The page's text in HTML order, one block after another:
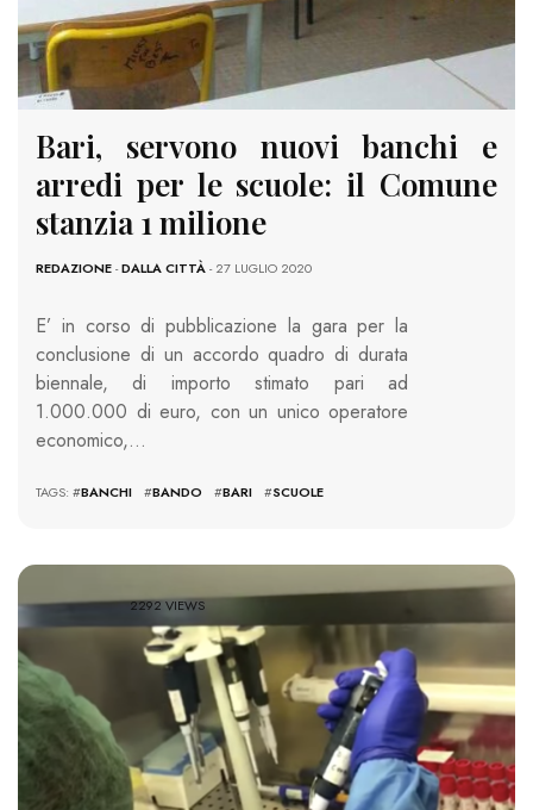
Bari, servono nuovi banchi e
arredi per le scuole: il Comune
stanzia 1 milione
REDAZIONE-DALLA CITTÀ- 27 LUGLIO 2020
E’ in corso di pubblicazione la gara per la
conclusione di un accordo quadro di durata
biennale, di importo stimato pari ad
1.000.000 di euro, con un unico operatore
economico,…
TAGS: #BANCHI #BANDO #BARI #SCUOLE
2292 VIEWS